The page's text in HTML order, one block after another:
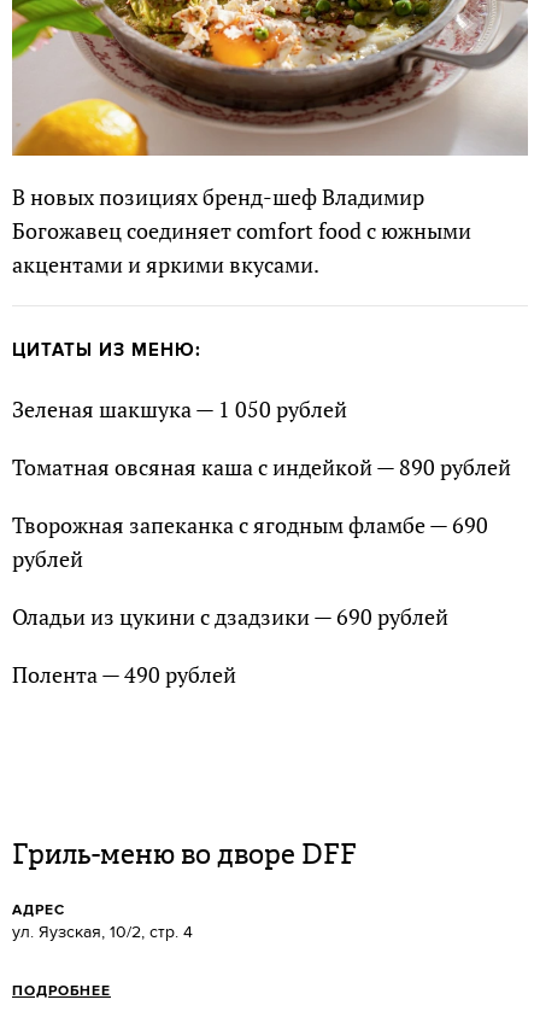
В новых позициях бренд-шеф Владимир
Богожавец соединяет comfort food с южными
акцентами и яркими вкусами.
ЦИТАТЫ ИЗ МЕНЮ:
Зеленая шакшука — 1 050 рублей
Томатная овсяная каша с индейкой — 890 рублей
Творожная запеканка с ягодным фламбе — 690
рублей
Оладьи из цукини с дзадзики — 690 рублей
Полента — 490 рублей
Гриль-меню во дворе DFF
АДРЕС
ул. Яузская, 10/2, стр. 4
ПОДРОБНЕЕ